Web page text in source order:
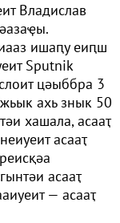
Владислав
ишаԥу еиԥш
Sputnik
цәыббра 3
ахь знык 50
хашала, асааҭ
асааҭ
асааҭ
— асааҭ